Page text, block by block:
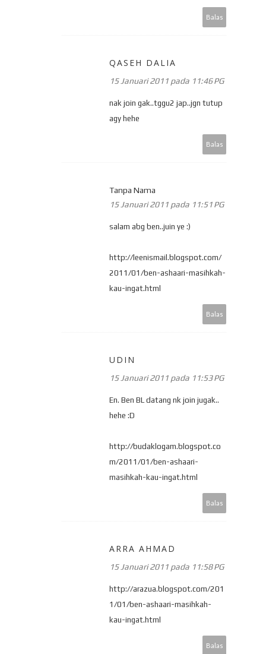
Balas
QASEH DALIA
15 Januari 2011 pada 11:46 PG
nak join gak..tggu2 jap..jgn tutup
agy hehe
Balas
Tanpa Nama
15 Januari 2011 pada 11:51 PG
salam abg ben..juin ye :)
http://leenismail.blogspot.com/
2011/01/ben-ashaari-masihkah-
kau-ingat.html
Balas
UDIN
15 Januari 2011 pada 11:53 PG
En. Ben BL datang nk join jugak..
hehe :D
http://budaklogam.blogspot.co
m/2011/01/ben-ashaari-
masihkah-kau-ingat.html
Balas
ARRA AHMAD
15 Januari 2011 pada 11:58 PG
http://arazua.blogspot.com/201
1/01/ben-ashaari-masihkah-
kau-ingat.html
Balas